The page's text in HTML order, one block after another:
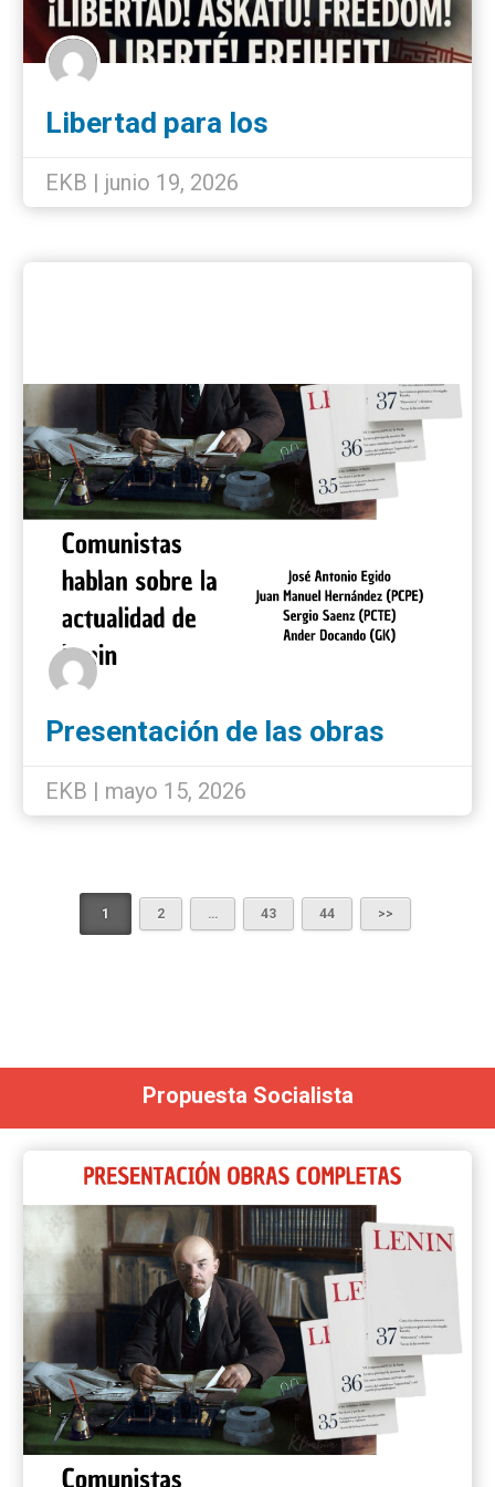
Libertad para los
EKB | junio 19, 2026
Presentación de las obras
EKB | mayo 15, 2026
1 2 … 43 44
Propuesta Socialista